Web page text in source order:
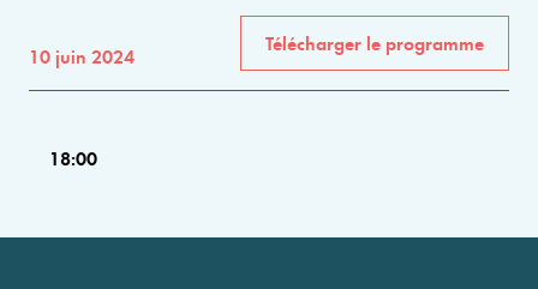
10 juin 2024
Télécharger le programme
18:00